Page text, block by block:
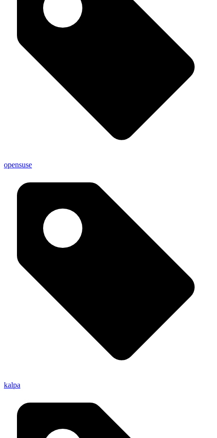
opensuse
kalpa